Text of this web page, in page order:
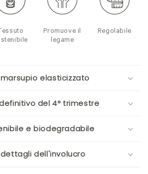
Promuove il
legame
Regolabile
elasticizzato
del 4° trimestre
e biodegradabile
dell'involucro